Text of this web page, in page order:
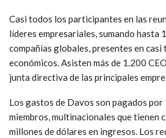
Casi todos los participantes en las
líderes empresariales, sumando hasta
compañías globales, presentes en
económicos. Asisten más de 1.200
junta directiva de las principales
Los gastos de Davos son pagados por
miembros, multinacionales que tienen
millones de dólares en ingresos. Los